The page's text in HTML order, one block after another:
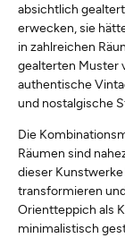
absichtlich
erwecken, sie
in zahlreichen
gealterten Muster
authentische
und nostalgische
Die
Räumen sind
dieser Kunstwerke
transformieren
Orientteppich als
minimalistisch